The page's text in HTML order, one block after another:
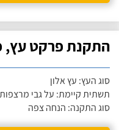
התקנת פרקט עץ,
סוג העץ: עץ אלון
תשתית קיימת: על גבי מרצפות
סוג התקנה: הנחה צפה